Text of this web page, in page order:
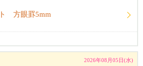
方眼罫5mm
2026年08月05日(水)